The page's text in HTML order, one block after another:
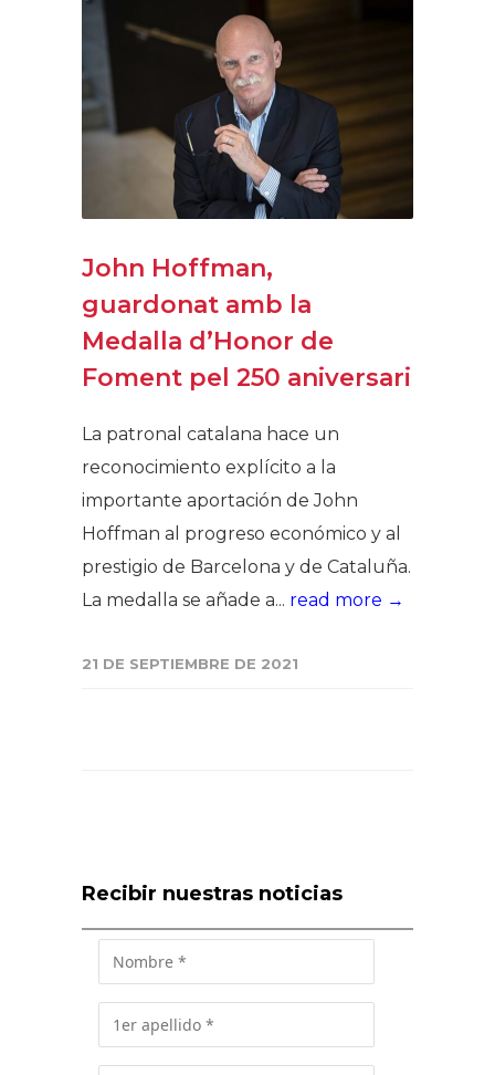
John Hoffman,
guardonat amb la
Medalla d’Honor de
Foment pel 250 aniversari
La patronal catalana hace un
reconocimiento explícito a la
importante aportación de John
Hoffman al progreso económico y al
prestigio de Barcelona y de Cataluña.
La medalla se añade a... read more →
21 DE SEPTIEMBRE DE 2021
Recibir nuestras noticias